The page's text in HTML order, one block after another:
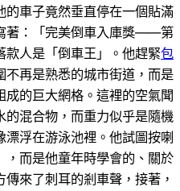
的車子竟然垂直停在一個貼滿
著：「完美倒車入庫獎——第
款人是「倒車王」。他趕緊包
不再是熟悉的城市街道，而是
的巨大網格。這裡的空氣聞
混合物，而重力似乎是隨機
浮在游泳池裡。他試圖按喇
，而是他童年時學會的、關於
來了刺耳的剎車聲，接著，